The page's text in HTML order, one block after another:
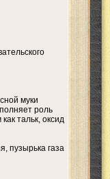
муки
роль
тальк, оксид
пузырька газа